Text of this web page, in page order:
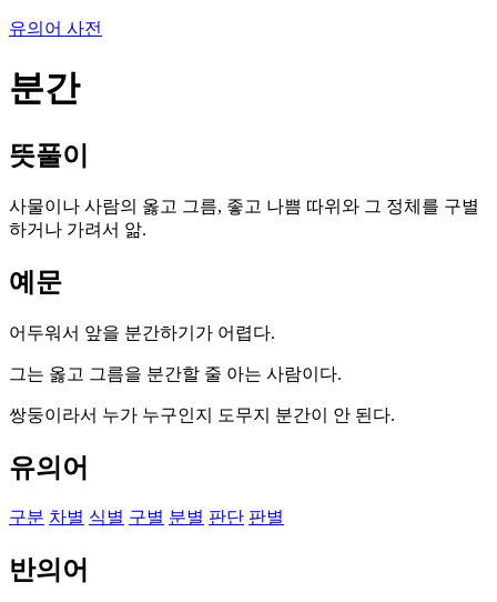
유의어 사전
분간
뜻풀이
사물이나 사람의 옳고 그름, 좋고 나쁨 따위와 그 정체를 구별
하거나 가려서 앎.
예문
어두워서 앞을 분간하기가 어렵다.
그는 옳고 그름을 분간할 줄 아는 사람이다.
쌍둥이라서 누가 누구인지 도무지 분간이 안 된다.
유의어
구분 차별 식별 구별 분별 판단 판별
반의어